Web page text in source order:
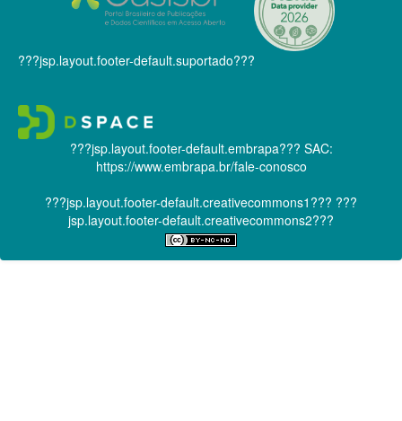
???jsp.layout.footer-default.suportado???
???jsp.layout.footer-default.embrapa??? SAC:
https://www.embrapa.br/fale-conosco
???jsp.layout.footer-default.creativecommons1??? ???
jsp.layout.footer-default.creativecommons2???